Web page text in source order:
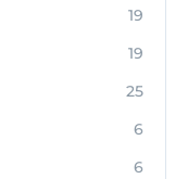
19
19
25
6
6